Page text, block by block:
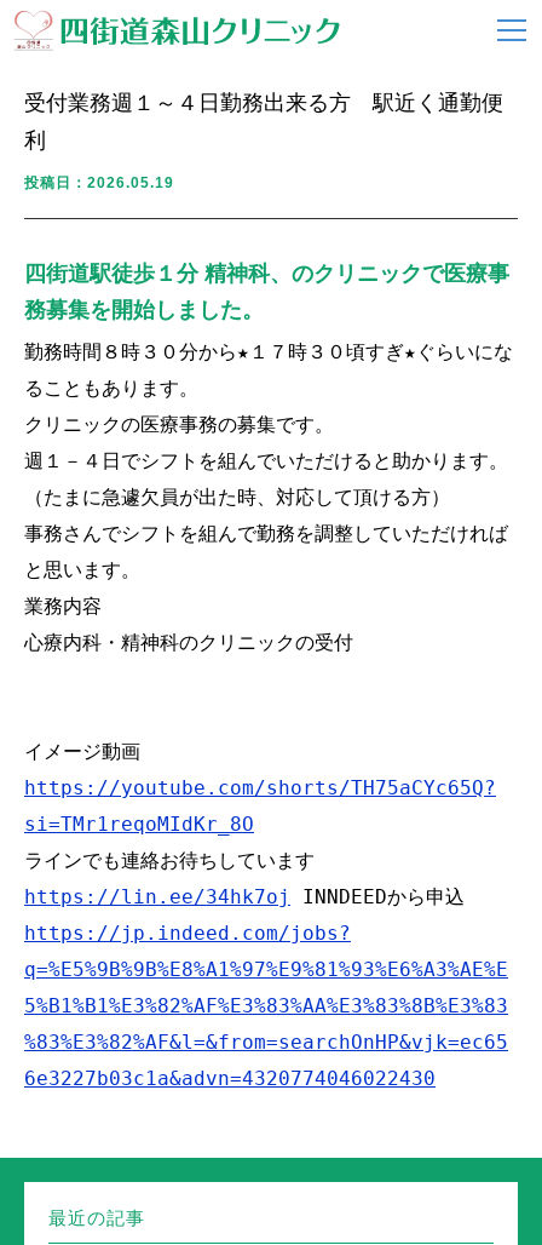
受付業務週１～４日勤務出来る方 駅近く通勤便
利
投稿日：2026.05.19
四街道駅徒歩１分 精神科、のクリニックで医療事
務募集を開始しました。
勤務時間８時３０分から★１７時３０頃すぎ★ぐらいにな
ることもあります。
クリニックの医療事務の募集です。
週１－４日でシフトを組んでいただけると助かります。
（たまに急遽欠員が出た時、対応して頂ける方）
事務さんでシフトを組んで勤務を調整していただければ
と思います。
業務内容
心療内科・精神科のクリニックの受付
イメージ動画
https://youtube.com/shorts/TH75aCYc65Q?
si=TMr1reqoMIdKr_8O
https://lin.ee/34hk7oj
https://jp.indeed.com/jobs?
q=%E5%9B%9B%E8%A1%97%E9%81%93%E6%A3%AE%E
5%B1%B1%E3%82%AF%E3%83%AA%E3%83%8B%E3%83
%83%E3%82%AF&l=&from=searchOnHP&vjk=ec65
6e3227b03c1a&advn=4320774046022430
最近の記事